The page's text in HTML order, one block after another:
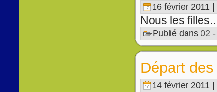
16 février 2011 |
Nous les
Publié dans 02
Départ
14 février 2011 |